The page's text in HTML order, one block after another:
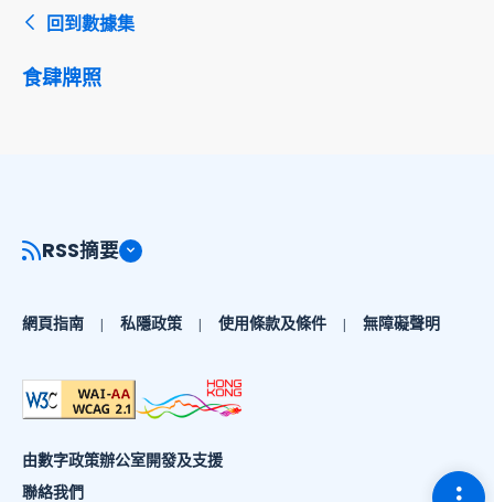
回到數據集
食肆牌照
切
RSS摘要
網頁指南 私隱政策 使用條款及條件 無障礙聲明
由數字政策辦公室開發及支援
聯絡我們